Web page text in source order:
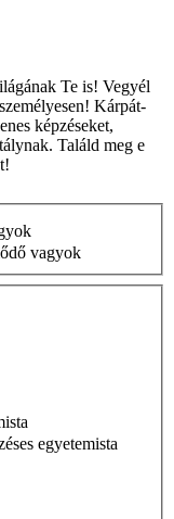
Te is! Vegyél
Kárpát-
képzéseket,
Találd meg e
vagyok
egyetemista